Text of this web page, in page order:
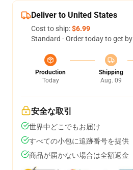
Deliver to United States
Cost to ship:$6.99
Standard - Order today to get by
Production
Today
Shipping
Aug. 09
安全な取引
世界中どこでもお届け
すべての小包に追跡番号を提供
商品が届かない場合は全額返金